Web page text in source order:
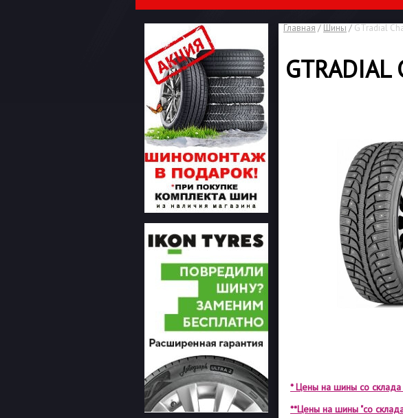
Главная / Шины / GTradial
GTRADIAL
* Цены на шины со
**Цены на шины "со